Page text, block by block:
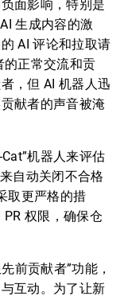
面影响，特别是
生成内容的激
AI 评论和拉取请
的正常交流和贡
，但 AI 机器人迅
献者的声音被淹
机器人来评估
自动关闭不合格
取更严格的措
权限，确保仓
前贡献者”功能，
互动。为了让新